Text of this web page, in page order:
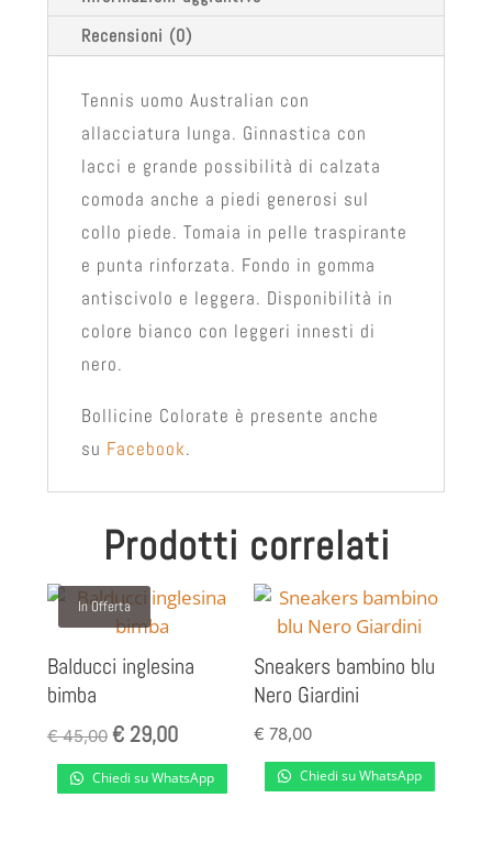
Recensioni (0)
Tennis uomo Australian con
allacciatura lunga. Ginnastica con
lacci e grande possibilità di calzata
comoda anche a piedi generosi sul
collo piede. Tomaia in pelle traspirante
e punta rinforzata. Fondo in gomma
antiscivolo e leggera. Disponibilità in
colore bianco con leggeri innesti di
nero.
Bollicine Colorate è presente anche
su Facebook.
Prodotti correlati
In Offerta
Balducci inglesina
bimba
€45,00 Il
prezzo
originale
€29,00Il
prezzo
attuale
Chiedi su WhatsApp
Sneakers bambino blu
Nero Giardini
€ 78,00
Chiedi su WhatsApp